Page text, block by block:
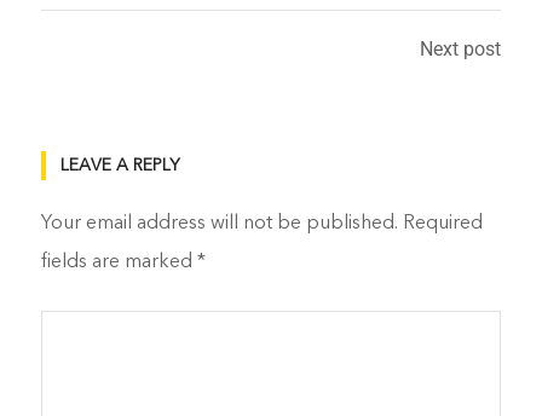
Next post
LEAVE A REPLY
Your email address will not be published. Required
fields are marked *